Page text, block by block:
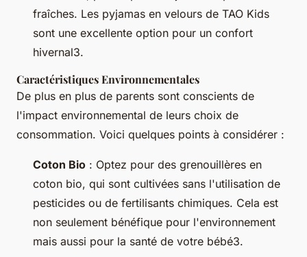
fraîches. Les pyjamas en velours de TAO Kids
sont une excellente option pour un confort
hivernal3.
Caractéristiques Environnementales
De plus en plus de parents sont conscients de
l'impact environnemental de leurs choix de
consommation. Voici quelques points à considérer :
Coton Bio : Optez pour des grenouillères en
coton bio, qui sont cultivées sans l'utilisation de
pesticides ou de fertilisants chimiques. Cela est
non seulement bénéfique pour l'environnement
mais aussi pour la santé de votre bébé3.